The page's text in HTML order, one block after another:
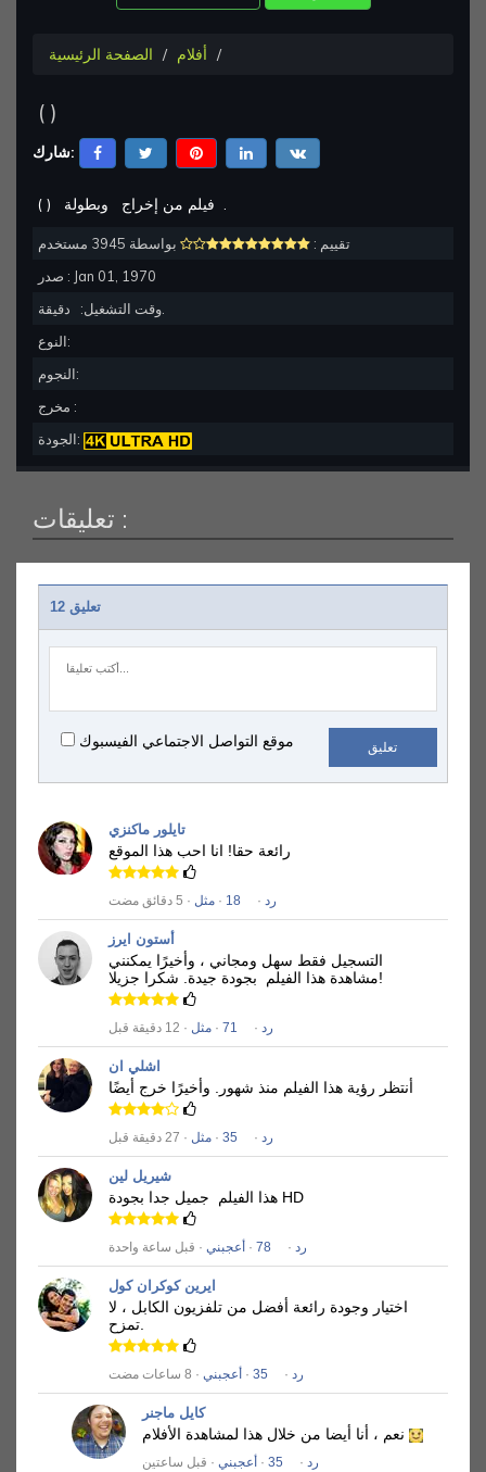
الصفحة الرئيسية أفلام
( )
شارك:
( ) فيلم من إخراج .
تقييم :
بواسطة 3945 مستخدم
صدر : Jan 01, 1970
وقت التشغيل:
النوع:
النجوم:
مخرج :
الجودة:
تعليقات :
12 تعليق
موقع التواصل الاجتماعي الفيسبوك تعليق
تايلور ماكنزي
رائعة حقا! انا احب هذا الموقع
رد ·
18
· مثل · 5 دقائق مضت
أستون ايرز
التسجيل فقط سهل ومجاني ، وأخيرًا يمكنني
مشاهدة هذا الفيلم
بجودة جيدة. شكرا جزيلا!
رد ·
71
· مثل · 12 دقيقة قبل
اشلي ان
أنتظر رؤية هذا الفيلم منذ شهور. وأخيرًا خرج أيضًا
رد ·
35
· مثل · 27 دقيقة قبل
شيريل لين
هذا الفيلم جميل جدا بجودة HD
رد ·
78
· أعجبني · قبل ساعة واحدة
ايرين كوكران كول
اختيار وجودة رائعة أفضل من تلفزيون الكابل ، لا
تمزح.
رد ·
35
· أعجبني · 8 ساعات مضت
كايل ماجنر
رد ·
35
· أعجبني · قبل ساعتين